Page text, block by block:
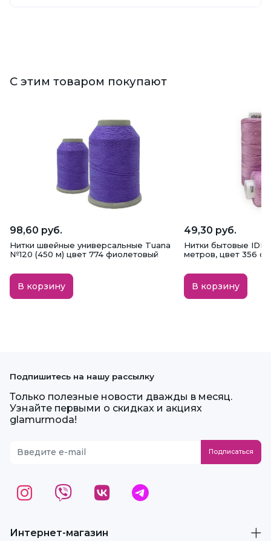
С этим товаром покупают
98,60 руб.
Нитки швейные универсальные Tuana
№120 (450 м) цвет 774 фиолетовый
В корзину
49,30 руб.
Нитки бытовые
метров, цвет 356
В корзину
Интернет-магазин
Подпишитесь на нашу рассылку
Только полезные новости дважды в месяц.
Узнайте первыми о скидках и акциях
glamurmoda!